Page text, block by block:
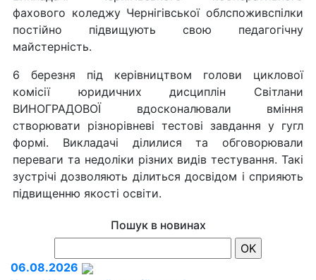
фахового коледжу Чернігівської облспоживспілки
постійно підвищують свою педагогічну
майстерність.
6 березня під керівництвом голови циклової
комісії юридичних дисциплін Світлани
ВИНОГРАДОВОЇ вдосконалювали вміння
створювати різнорівневі тестові завдання у гугл
формі. Викладачі ділилися та обговорювали
переваги та недоліки різних видів тестування. Такі
зустрічі дозволяють ділиться досвідом і сприяють
підвищенню якості освіти.
Пошук в новинах
06.08.2026